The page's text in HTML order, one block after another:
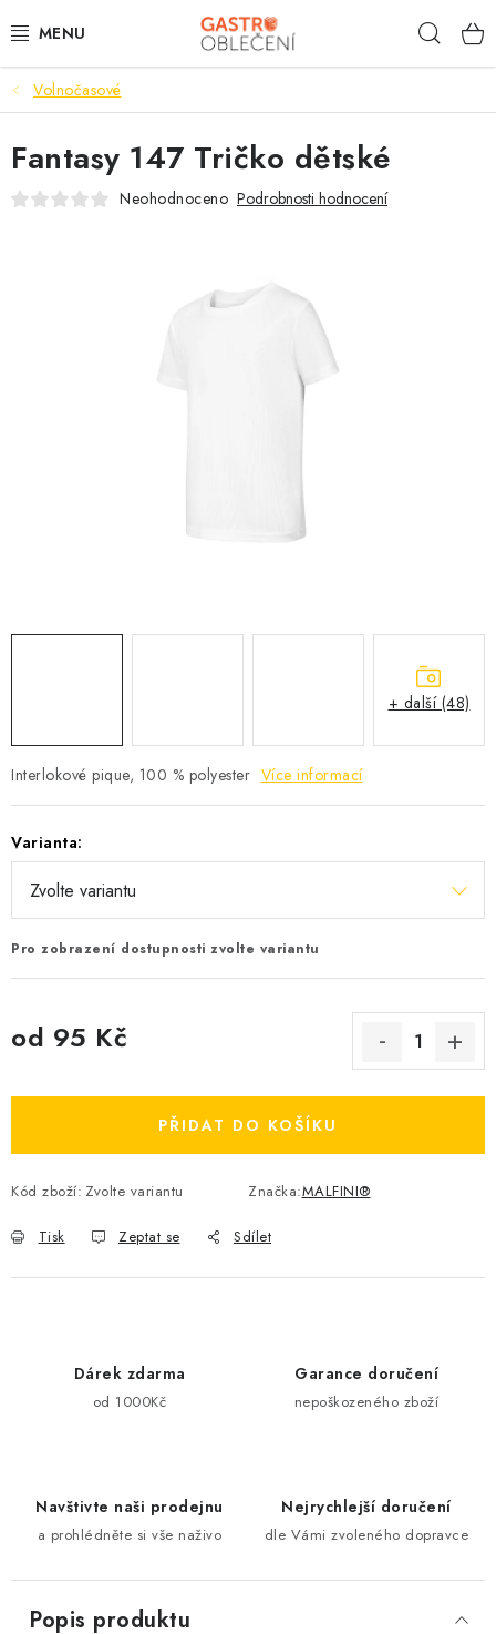
na
PRACOVNÍ OBLEČENÍ
VOLNOČASOVÉ
KUCHYNĚ
Volnočasové
Interlokové pique, 100 % polyester Více informací
Varianta:
Pro zobrazení dostupnosti zvolte variantu
od 95 Kč
PŘIDAT DO KOŠÍKU
Kód zboží: Zvolte variantu Značka:MALFINI®
Tisk Zeptat se Sdílet
Fantasy 147 Tričko dětské
Neohodnoceno Podrobnosti hodnocení
+ další (48)
Dárek zdarma
od 1000Kč
Garance doručení
nepoškozeného zboží
Navštivte naši prodejnu
a prohlédněte si vše naživo
Nejrychlejší doručení
dle Vámi zvoleného dopravce
Popis produktu